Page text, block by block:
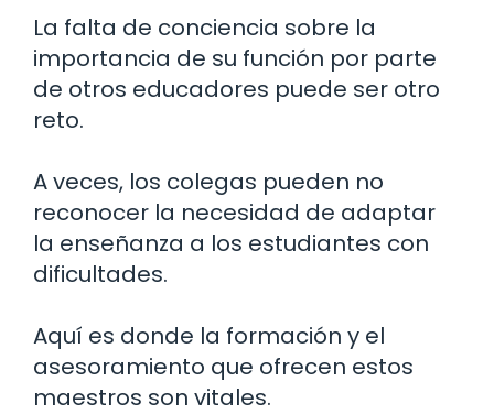
La falta de conciencia sobre la
importancia de su función por parte
de otros educadores puede ser otro
reto.
A veces, los colegas pueden no
reconocer la necesidad de adaptar
la enseñanza a los estudiantes con
dificultades.
Aquí es donde la formación y el
asesoramiento que ofrecen estos
maestros son vitales.